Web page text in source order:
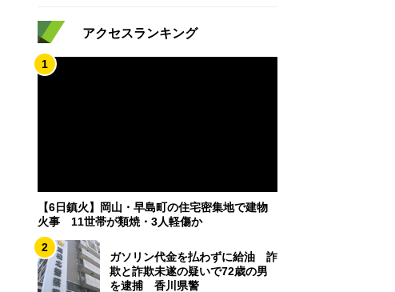
アクセスランキング
1
【6日鎮火】岡山・早島町の住宅密集地で建物
火事 11世帯が類焼・3人軽傷か
2
ガソリン代金を払わずに給油 詐
欺と詐欺未遂の疑いで72歳の男
を逮捕 香川県警